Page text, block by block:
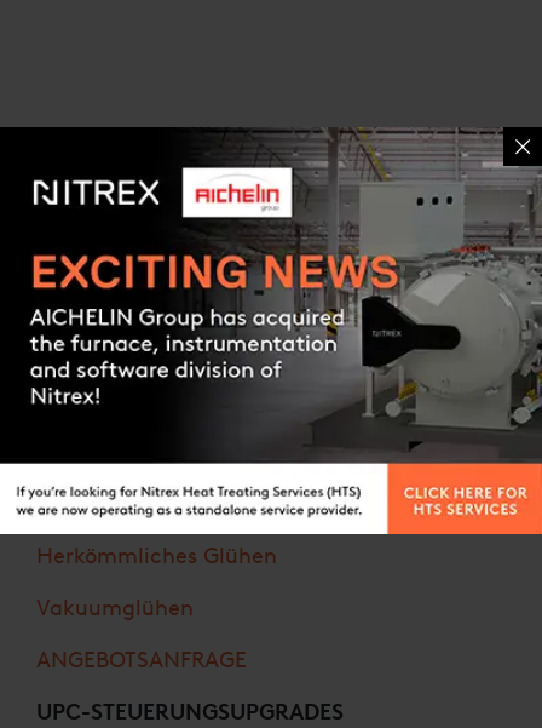
Branchen & Anwendungen
Materialien
DIENSTLEISTUNGEN IM BEREICH
WÄRMEBEHANDLUNG
Herkömmliches Glühen
Vakuumglühen
ANGEBOTSANFRAGE
UPC-STEUERUNGSUPGRADES
Contact us